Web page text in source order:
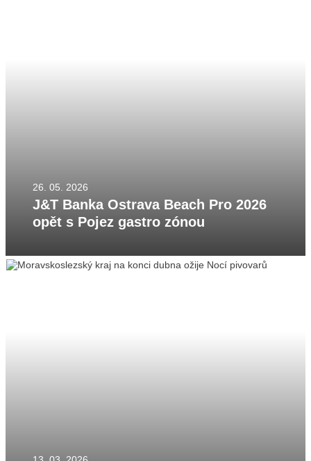
26. 05. 2026
J&T Banka Ostrava Beach Pro 2026
opět s Pojez gastro zónou